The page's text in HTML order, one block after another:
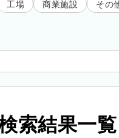
工場 商業施設 その
索結果一覧